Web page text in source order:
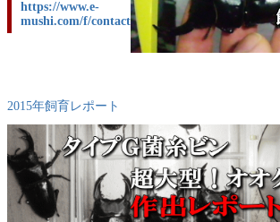
https://www.e-
mushi.com/f/contact
2015年飼育レポート